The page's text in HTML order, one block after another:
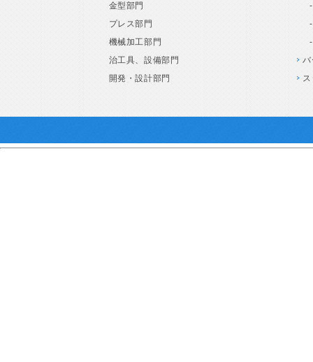
金型部門
プレス部門
機械加工部門
治工具、設備部門
開発・設計部門
バ
ス